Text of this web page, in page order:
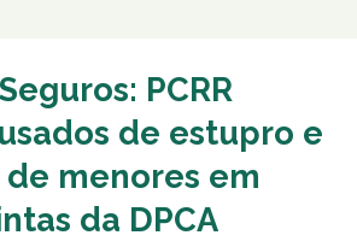
PCRR
de estupro e
menores em
da DPCA